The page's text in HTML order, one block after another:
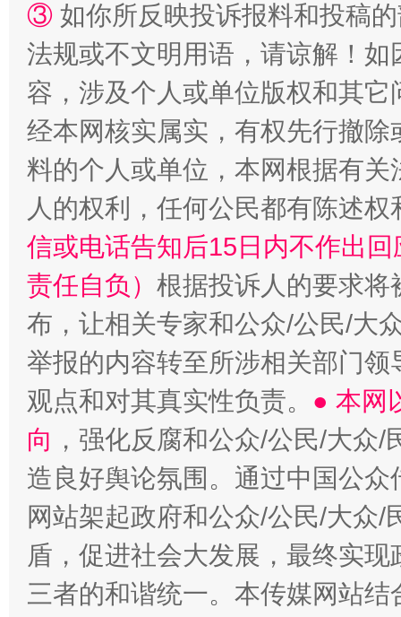
③ 如你所反映投诉报料和投稿
法规或不文明用语，请谅解！
容，涉及个人或单位版权和其它
经本网核实属实，有权先行撤
料的个人或单位，本网根据有
人的权利，任何公民都有陈述
信或电话告知后15日内不作出
责任自负） 根据投诉人的要求将
布，让相关专家和公众/公民/大
举报的内容转至所涉相关部门
观点和对其真实性负责。 ● 本网
向 ，强化反腐和公众/公民/大众
造良好舆论氛围。通过中国公
网站架起政府和公众/公民/大众
盾，促进社会大发展，最终实
三者的和谐统一。本传媒网站